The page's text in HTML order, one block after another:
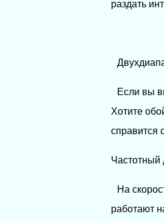
раздать
Если вы
Хотите
справится
Частотный
На
работают